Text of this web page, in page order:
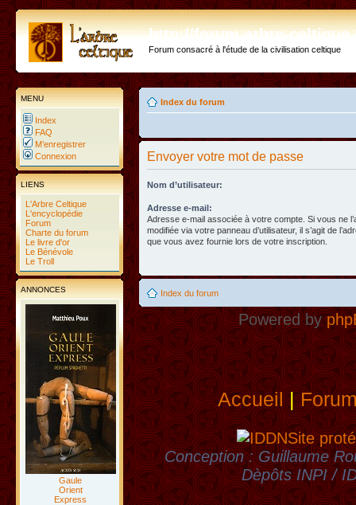
http://forum.arbre-
Forum consacré à l'étude de la civilisation celtique
MENU
Index
FAQ
M’enregistrer
Connexion
LIENS
L'Arbre Celtique
L'encyclopédie
Forum
Charte du forum
Le livre d'or
Le Bénévole
Le Troll
ANNONCES
Gaule
Orient
Express
Index du forum
Envoyer votre mot de passe
Nom d’utilisateur:
Adresse e-mail:
Adresse e-mail associée à votre compte. Si vous ne
modifiée via votre panneau d’utilisateur, il s’agit de
que vous avez fournie lors de votre inscription.
Index du forum
Powered by
Accueil|
Site
Conception : Guillaume
Dèpôts INPI /